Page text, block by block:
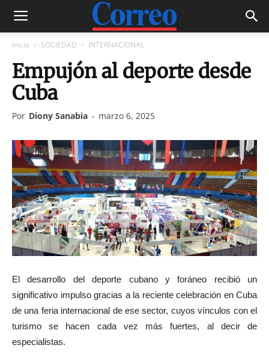
Inicio SOCIEDAD INTERNACIONAL
Empujón al deporte desde
Cuba
Por Diony Sanabia - marzo 6, 2025
El desarrollo del deporte cubano y foráneo recibió un
significativo impulso gracias a la reciente celebración en Cuba
de una feria internacional de ese sector, cuyos vínculos con el
turismo se hacen cada vez más fuertes, al decir de
especialistas.